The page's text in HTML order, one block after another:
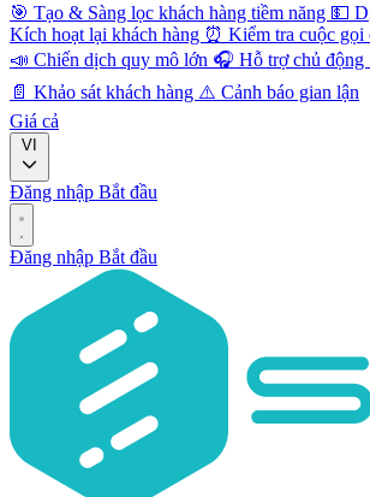
🎯 Tạo & Sàng lọc khách hàng tiềm năng 💵
Kích hoạt lại khách hàng ⏰ Kiểm tra cuộc gọi
📣 Chiến dịch quy mô lớn 🎧 Hỗ trợ chủ động
📄 Khảo sát khách hàng ⚠️ Cảnh báo gian lận
Giá cả
VI
Đăng nhập Bắt đầu
Đăng nhập Bắt đầu